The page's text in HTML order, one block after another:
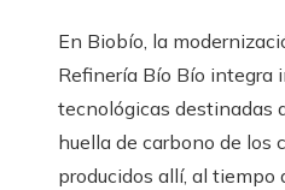
En Biobío, la
Refinería Bío Bío integra
tecnológicas destinadas
huella de carbono de los
producidos allí, al tiempo